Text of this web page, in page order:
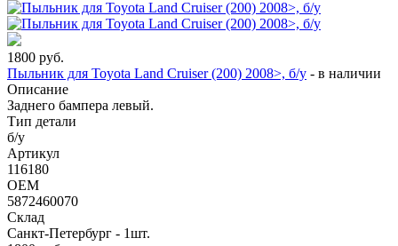
1800 руб.
Пыльник для Toyota Land Cruiser (200) 2008>, б/у - в наличии
Описание
Заднего бампера левый.
Тип детали
б/у
Артикул
116180
OEM
5872460070
Склад
Санкт-Петербург - 1шт.